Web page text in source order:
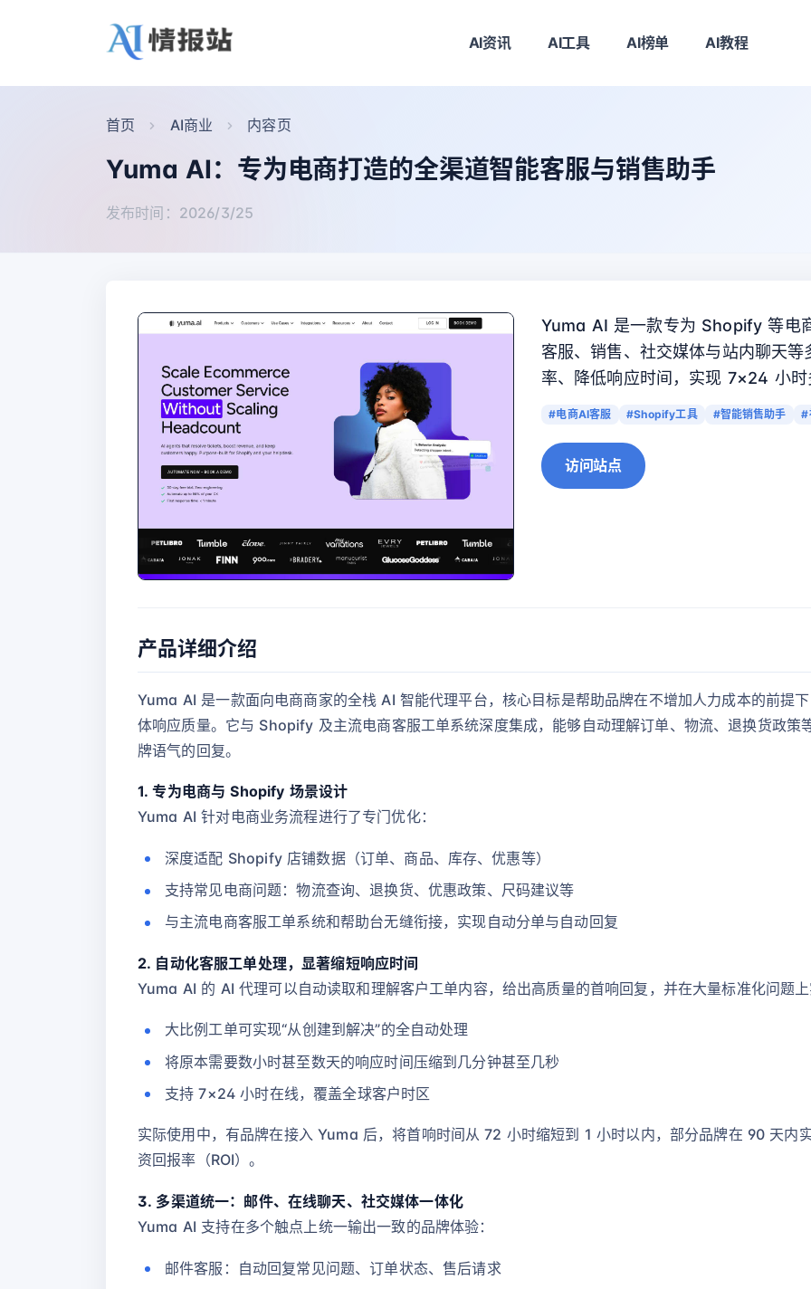
AI资讯 AI工具 AI榜单 AI教程
首页 AI商业 内容页
Yuma AI：专为电商打造的全渠道智能客服与销售助手
发布时间：2026/3/25
Yuma AI 是一款专为 Shopify 等电
客服、销售、社交媒体与站内聊天
率、降低响应时间，实现 7×24 小
#电商AI客服 #Shopify工具 #智能销售助手 #
访问站点
产品详细介绍
Yuma AI 是一款面向电商商家的全栈 AI 智能代理平台，核心目标是帮助品牌在不增加人力成本的前提
体响应质量。它与 Shopify 及主流电商客服工单系统深度集成，能够自动理解订单、物流、退换货政策
牌语气的回复。
1. 专为电商与 Shopify 场景设计
Yuma AI 针对电商业务流程进行了专门优化：
深度适配 Shopify 店铺数据（订单、商品、库存、优惠等）
支持常见电商问题：物流查询、退换货、优惠政策、尺码建议等
与主流电商客服工单系统和帮助台无缝衔接，实现自动分单与自动回复
2. 自动化客服工单处理，显著缩短响应时间
Yuma AI 的 AI 代理可以自动读取和理解客户工单内容，给出高质量的首响回复，并在大量标准化问题
大比例工单可实现“从创建到解决”的全自动处理
将原本需要数小时甚至数天的响应时间压缩到几分钟甚至几秒
支持 7×24 小时在线，覆盖全球客户时区
实际使用中，有品牌在接入 Yuma 后，将首响时间从 72 小时缩短到 1 小时以内，部分品牌在 90 天内
资回报率（ROI）。
3. 多渠道统一：邮件、在线聊天、社交媒体一体化
Yuma AI 支持在多个触点上统一输出一致的品牌体验：
邮件客服：自动回复常见问题、订单状态、售后请求